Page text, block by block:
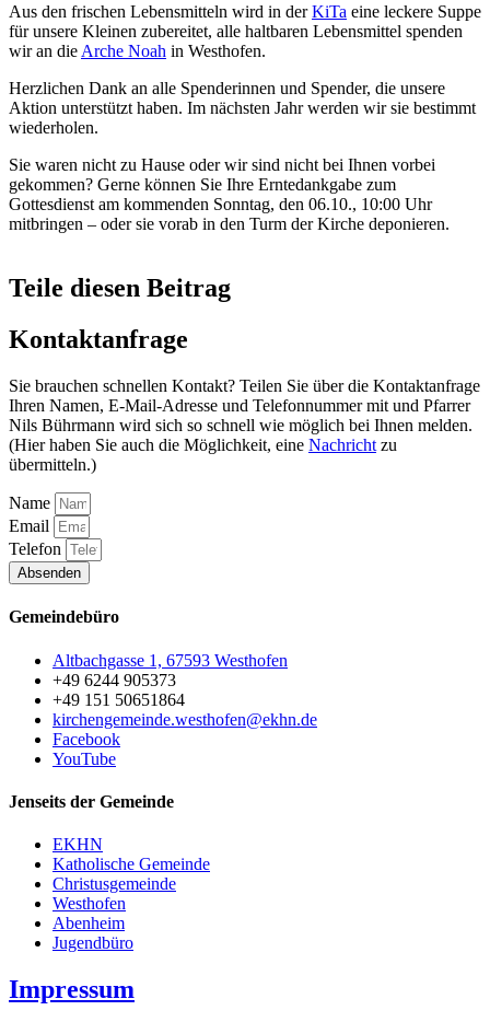
Aus den frischen Lebensmitteln wird in derKiTa eine leckere Suppe
für unsere Kleinen zubereitet, alle haltbaren Lebensmittel spenden
wir an dieArche Noah in Westhofen.
Herzlichen Dank an alle Spenderinnen und Spender, die unsere
Aktion unterstützt haben. Im nächsten Jahr werden wir sie bestimmt
wiederholen.
Sie waren nicht zu Hause oder wir sind nicht bei Ihnen vorbei
gekommen? Gerne können Sie Ihre Erntedankgabe zum
Gottesdienst am kommenden Sonntag, den 06.10., 10:00 Uhr
mitbringen – oder sie vorab in den Turm der Kirche deponieren.
Teile diesen Beitrag
Kontaktanfrage
Sie brauchen schnellen Kontakt? Teilen Sie über die Kontaktanfrage
Ihren Namen, E-Mail-Adresse und Telefonnummer mit und Pfarrer
Nils Bührmann wird sich so schnell wie möglich bei Ihnen melden.
(Hier haben Sie auch die Möglichkeit, eine Nachricht zu
übermitteln.)
Name
Email
Telefon
Absenden
Gemeindebüro
Altbachgasse 1, 67593 Westhofen
+49 6244 905373
+49 151 50651864
kirchengemeinde.westhofen@ekhn.de
Facebook
YouTube
Jenseits der Gemeinde
EKHN
Katholische Gemeinde
Christusgemeinde
Westhofen
Abenheim
Jugendbüro
Impressum